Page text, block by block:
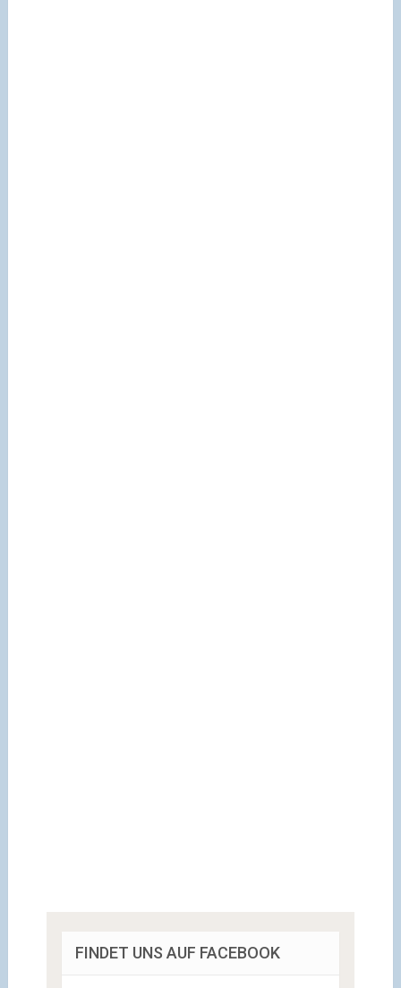
FINDET UNS AUF FACEBOOK